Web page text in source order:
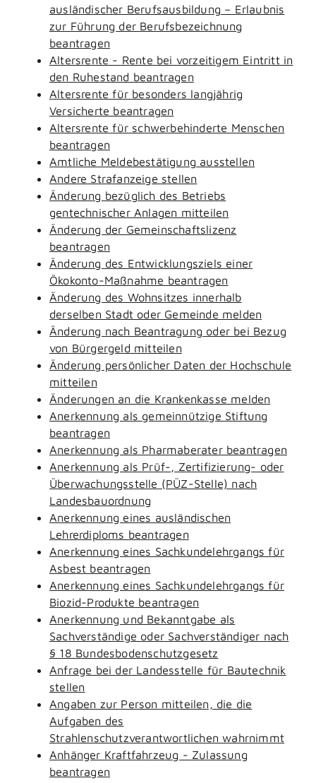
ausländischer Berufsausbildung – Erlaubnis
zur Führung der Berufsbezeichnung
beantragen
Altersrente - Rente bei vorzeitigem Eintritt in
den Ruhestand beantragen
Altersrente für besonders langjährig
Versicherte beantragen
Altersrente für schwerbehinderte Menschen
beantragen
Amtliche Meldebestätigung ausstellen
Andere Strafanzeige stellen
Änderung bezüglich des Betriebs
gentechnischer Anlagen mitteilen
Änderung der Gemeinschaftslizenz
beantragen
Änderung des Entwicklungsziels einer
Ökokonto-Maßnahme beantragen
Änderung des Wohnsitzes innerhalb
derselben Stadt oder Gemeinde melden
Änderung nach Beantragung oder bei Bezug
von Bürgergeld mitteilen
Änderung persönlicher Daten der Hochschule
mitteilen
Änderungen an die Krankenkasse melden
Anerkennung als gemeinnützige Stiftung
beantragen
Anerkennung als Pharmaberater beantragen
Anerkennung als Prüf-, Zertifizierung- oder
Überwachungsstelle (PÜZ-Stelle) nach
Landesbauordnung
Anerkennung eines ausländischen
Lehrerdiploms beantragen
Anerkennung eines Sachkundelehrgangs für
Asbest beantragen
Anerkennung eines Sachkundelehrgangs für
Biozid-Produkte beantragen
Anerkennung und Bekanntgabe als
Sachverständige oder Sachverständiger nach
§ 18 Bundesbodenschutzgesetz
Anfrage bei der Landesstelle für Bautechnik
stellen
Angaben zur Person mitteilen, die die
Aufgaben des
Strahlenschutzverantwortlichen wahrnimmt
Anhänger Kraftfahrzeug - Zulassung
beantragen